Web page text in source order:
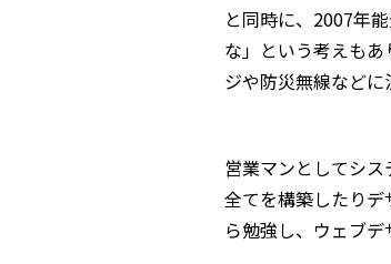
と同時に、2007年
な」という考えも
ジや防災無線などに
営業マンとしてシ
全てを構築したり
ら勉強し、ウェブデ